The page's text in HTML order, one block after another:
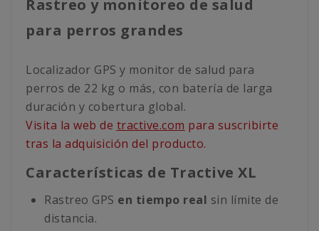
Rastreo y monitoreo de salud
para perros grandes
Localizador GPS y monitor de salud para
perros de 22 kg o más, con batería de larga
duración y cobertura global.
Visita la web de tractive.com para suscribirte
tras la adquisición del producto.
Características de Tractive XL
Rastreo GPS en tiempo real sin límite de
distancia.